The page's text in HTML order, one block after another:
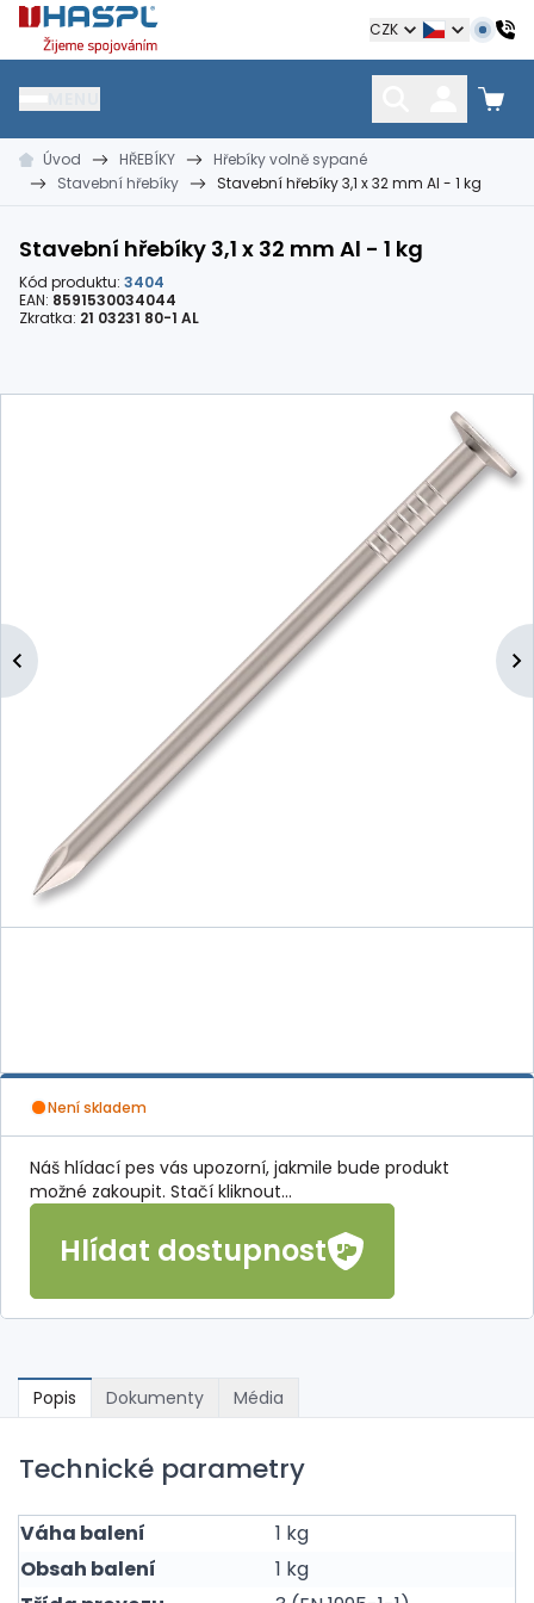
Hašpl CZK
HŘEBÍKY
kramle
SPOJOVACÍ MATERIÁL
vruty, šrouby, matice
KOTEVNÍ TECHNIKA
hmoždinky, napínáky
Úvod HŘEBÍKY
Hřebíky volně sypané
Stavební hřebíky
Stavební hřebíky 3,1 x 32 mm Al - 1 kg
Stavební hřebíky 3,1 x 32 mm Al - 1 kg
Kód produktu: 3404
EAN: 8591530034044
Zkratka: 21 03231 80-1 AL
Není skladem
Náš hlídací pes vás upozorní, jakmile bude produkt
možné zakoupit. Stačí kliknout...
Hlídat dostupnost
Popis Dokumenty Média
Technické parametry
Váha balení
1 kg
Obsah balení
1 kg